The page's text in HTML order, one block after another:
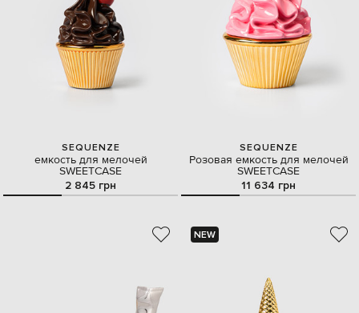
SEQUENZE
емкость для мелочей
SWEETCASE
2 845 грн
SEQUENZE
Розовая емкость для мелочей
SWEETCASE
11 634 грн
NEW